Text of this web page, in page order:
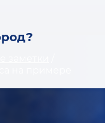
заметки